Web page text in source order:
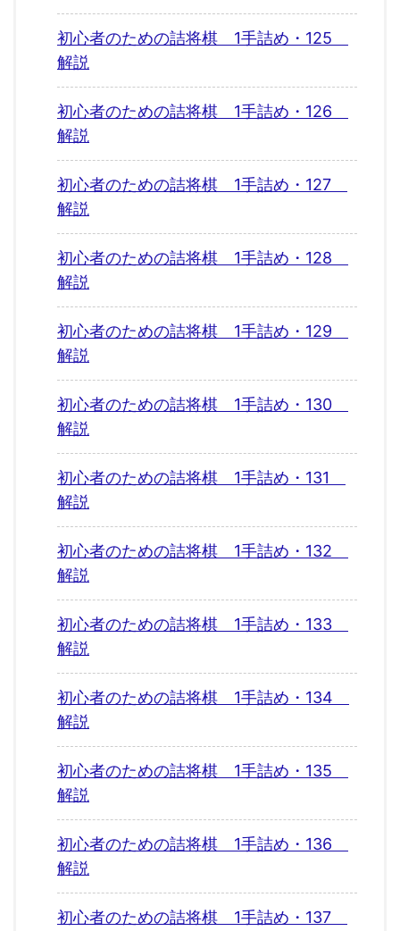
初心者のための詰将棋 1手詰め・125
解説
初心者のための詰将棋 1手詰め・126
解説
初心者のための詰将棋 1手詰め・127
解説
初心者のための詰将棋 1手詰め・128
解説
初心者のための詰将棋 1手詰め・129
解説
初心者のための詰将棋 1手詰め・130
解説
初心者のための詰将棋 1手詰め・131
解説
初心者のための詰将棋 1手詰め・132
解説
初心者のための詰将棋 1手詰め・133
解説
初心者のための詰将棋 1手詰め・134
解説
初心者のための詰将棋 1手詰め・135
解説
初心者のための詰将棋 1手詰め・136
解説
初心者のための詰将棋 1手詰め・137